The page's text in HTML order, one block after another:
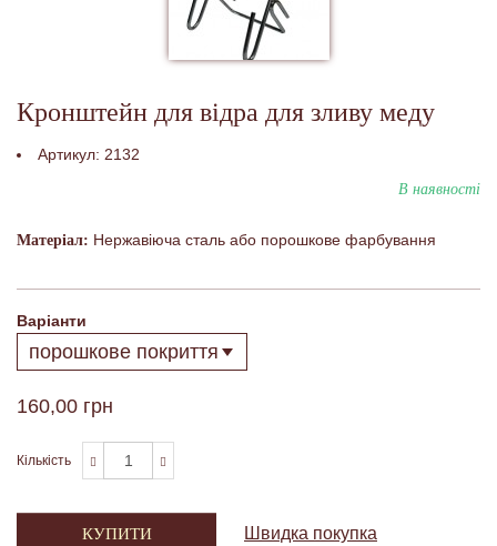
Кронштейн для відра для зливу меду
Артикул: 2132
В наявності
Матеріал: Нержавіюча сталь або порошкове фарбування
Варіанти
160,00 грн
Кількість
КУПИТИ Швидка покупка